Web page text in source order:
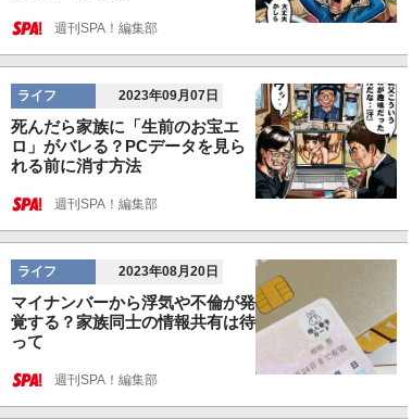
週刊SPA！編集部
ライフ 2023年09月07日
死んだら家族に「生前のお宝エ
ロ」がバレる？PCデータを見ら
れる前に消す方法
週刊SPA！編集部
ライフ 2023年08月20日
マイナンバーから浮気や不倫が発
覚する？家族同士の情報共有は待
って
週刊SPA！編集部